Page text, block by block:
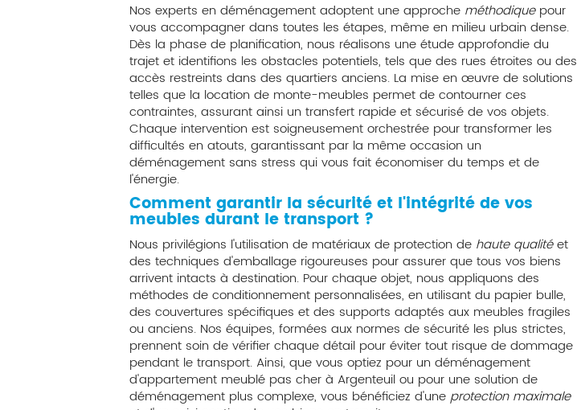
Nos experts en déménagement adoptent une approche méthodiquepour
vous accompagner dans toutes les étapes, même en milieu urbain dense.
Dès la phase de planification, nous réalisons une étude approfondie du
trajet et identifions les obstacles potentiels, tels que des rues étroites ou des
accès restreints dans des quartiers anciens. La mise en œuvre de solutions
telles que la location de monte-meubles permet de contourner ces
contraintes, assurant ainsi un transfert rapide et sécurisé de vos objets.
Chaque intervention est soigneusement orchestrée pour transformer les
difficultés en atouts, garantissant par la même occasion un
déménagement sans stress qui vous fait économiser du temps et de
l'énergie.
Comment garantir la sécurité et l'intégrité de vos
meubles durant le transport ?
Nous privilégions l'utilisation de matériaux de protection de haute qualitéet
des techniques d'emballage rigoureuses pour assurer que tous vos biens
arrivent intacts à destination. Pour chaque objet, nous appliquons des
méthodes de conditionnement personnalisées, en utilisant du papier bulle,
des couvertures spécifiques et des supports adaptés aux meubles fragiles
ou anciens. Nos équipes, formées aux normes de sécurité les plus strictes,
prennent soin de vérifier chaque détail pour éviter tout risque de dommage
pendant le transport. Ainsi, que vous optiez pour un déménagement
d'appartement meublé pas cher à Argenteuil ou pour une solution de
déménagement plus complexe, vous bénéficiez d'uneprotection maximale